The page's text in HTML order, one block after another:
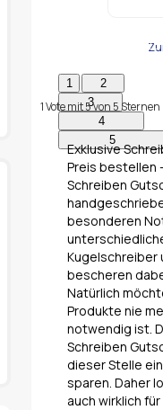
1Vote mit5von 5Sternen
Exklusive
Preis bestellen
Schreiben
besonderen
Kugelschreiber
bescheren
Natürlich
Produkte nie
notwendig ist.
Schreiben
dieser Stelle
sparen. Daher
auch wirklich